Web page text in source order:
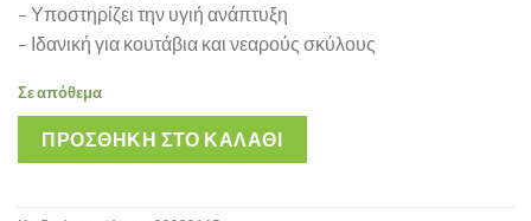
– Υποστηρίζει την υγιή ανάπτυξη
– Ιδανική για κουτάβια και νεαρούς σκύλους
Σε απόθεμα
ΠΡΟΣΘΉΚΗ ΣΤΟ ΚΑΛΆΘΙ